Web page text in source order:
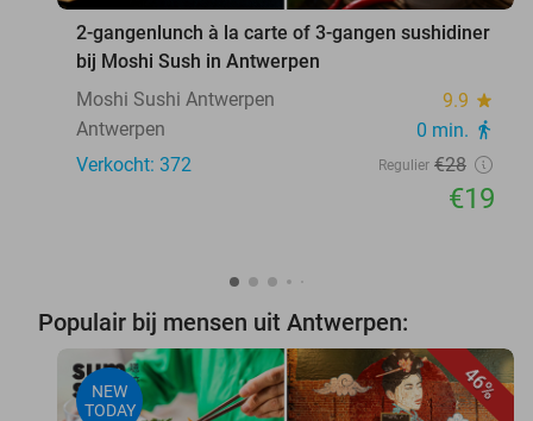
2-gangenlunch à la carte of 3-gangen sushidiner
bij Moshi Sush in Antwerpen
Moshi Sushi Antwerpen
9.9 star
Antwerpen 0 min. directions_walk
Verkocht: 372 Regulier €28
€19
Populair bij mensen uit Antwerpen:
46%
NEW
TODAY